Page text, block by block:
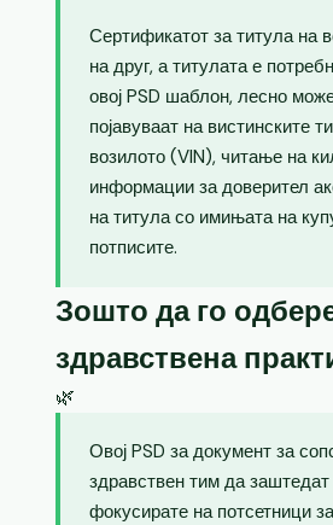
Сертификатот за титула на
на друг, а титулата е
овој PSD шаблон, лесно
појавуваат на вистинските
возилото (VIN), читање на
информации за доверител
на титула со имињата на
потписите.
Зошто да го
здравствена
🌿
Овој PSD за документ за
здравствен тим да
фокусирате на потсетници